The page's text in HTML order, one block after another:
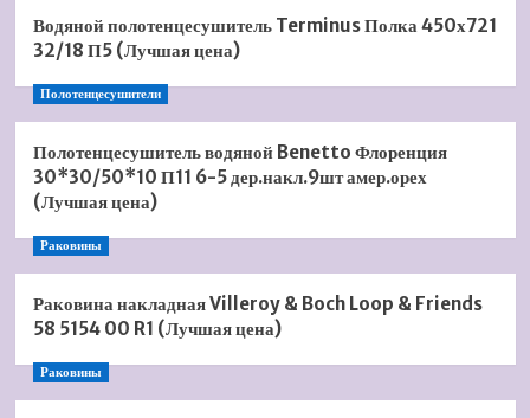
Водяной полотенцесушитель Terminus Полка 450х721
32/18 П5 (Лучшая цена)
Полотенцесушители
Полотенцесушитель водяной Benetto Флоренция
30*30/50*10 П11 6-5 дер.накл.9шт амер.орех
(Лучшая цена)
Раковины
Раковина накладная Villeroy & Boch Loop & Friends
58 5154 00 R1 (Лучшая цена)
Раковины